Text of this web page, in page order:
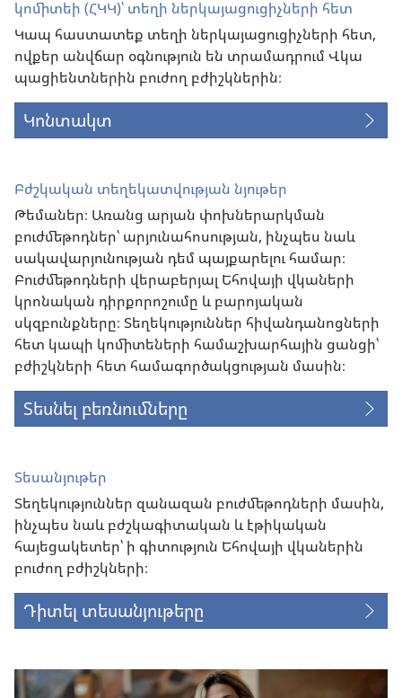
կոմիտեի (ՀԿԿ)՝ տեղի ներկայացուցիչների հետ
Կապ հաստատեք տեղի ներկայացուցիչների հետ,
ովքեր անվճար օգնություն են տրամադրում Վկա
պացիենտներին բուժող բժիշկներին։
Կոնտակտ
Բժշկական տեղեկատվության նյութեր
Թեմաներ։ Առանց արյան փոխներարկման
բուժմեթոդներ՝ արյունահոսության, ինչպես նաև
սակավարյունության դեմ պայքարելու համար։
Բուժմեթոդների վերաբերյալ Եհովայի վկաների
կրոնական դիրքորոշումը և բարոյական
սկզբունքները։ Տեղեկություններ հիվանդանոցների
հետ կապի կոմիտեների համաշխարհային ցանցի՝
բժիշկների հետ համագործակցության մասին։
Տեսնել բեռնումները
Տեսանյութեր
Տեղեկություններ զանազան բուժմեթոդների մասին,
ինչպես նաև բժշկագիտական և էթիկական
հայեցակետեր՝ ի գիտություն Եհովայի վկաներին
բուժող բժիշկների։
Դիտել տեսանյութերը